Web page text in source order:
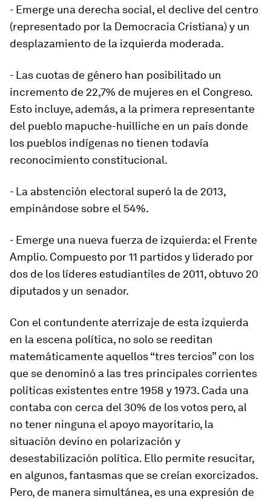
- Emerge una derecha social, el declive del centro
(representado por la Democracia Cristiana) y un
desplazamiento de la izquierda moderada.
- Las cuotas de género han posibilitado un
incremento de 22,7% de mujeres en el Congreso.
Esto incluye, además, a la primera representante
del pueblo mapuche-huilliche en un país donde
los pueblos indígenas no tienen todavía
reconocimiento constitucional.
- La abstención electoral superó la de 2013,
empinándose sobre el 54%.
- Emerge una nueva fuerza de izquierda: el Frente
Amplio. Compuesto por 11 partidos y liderado por
dos de los líderes estudiantiles de 2011, obtuvo 20
diputados y un senador.
Con el contundente aterrizaje de esta izquierda
en la escena política, no solo se reeditan
matemáticamente aquellos “tres tercios” con los
que se denominó a las tres principales corrientes
políticas existentes entre 1958 y 1973. Cada una
contaba con cerca del 30% de los votos pero, al
no tener ninguna el apoyo mayoritario, la
situación devino en polarización y
desestabilización política. Ello permite resucitar,
en algunos, fantasmas que se creían exorcizados.
Pero, de manera simultánea, es una expresión de